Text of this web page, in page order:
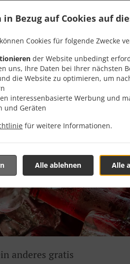
Bezug auf Cookies auf
Cookies für folgende Zwecke
der Website unbedingt
uns, Ihre Daten bei Ihrer nächsten
die Website zu optimieren, um
interessenbasierte Werbung und
und Geräten
für weitere Informationen.
Alle
Alle ablehnen
anderes gratis